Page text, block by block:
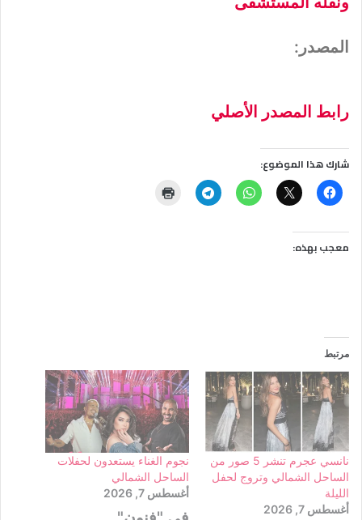
المصدر:
رابط المصدر الأصلي
شارك هذا الموضوع:
معجب بهذه:
مرتبط
نانسي عجرم تنشر 5 صور من
الساحل الشمالي وتروج لحفل
الليلة
أغسطس 7, 2026
نجوم الغناء يستعدون لحفلات
الساحل الشمالي
أغسطس 7, 2026